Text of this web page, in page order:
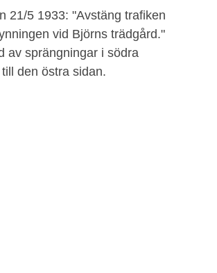
21/5 1933: "Avstäng trafiken
vid Björns trädgård."
av sprängningar i södra
den östra sidan.